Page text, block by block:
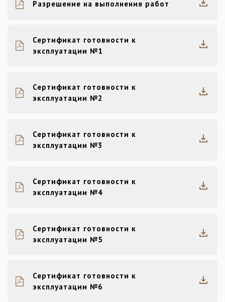
Разрешение на выполнения работ
Сертификат готовности к
эксплуатации №1
Сертификат готовности к
эксплуатации №2
Сертификат готовности к
эксплуатации №3
Сертификат готовности к
эксплуатации №4
Сертификат готовности к
эксплуатации №5
Сертификат готовности к
эксплуатации №6